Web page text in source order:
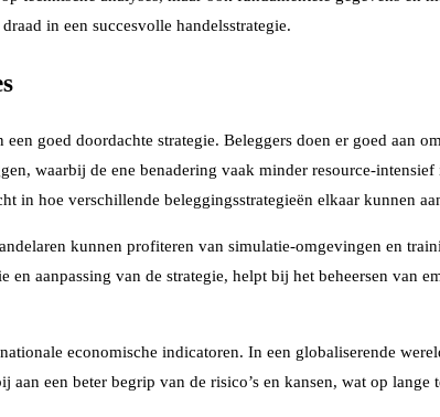
in een succesvolle handelsstrategie.
goed doordachte strategie. Beleggers doen er goed aan
waarbij de ene benadering vaak minder resource-
in hoe verschillende beleggingsstrategieën elkaar kunnen
kunnen profiteren van simulatie-omgevingen en
en aanpassing van de strategie, helpt bij het beheersen
economische indicatoren. In een globaliserende
een beter begrip van de risico’s en kansen, wat op